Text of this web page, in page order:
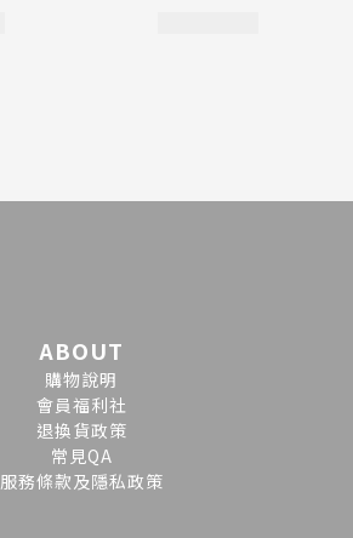
ABOUT
購物說明
會員福利社
退換貨政策
常見QA
服務條款及隱私政策